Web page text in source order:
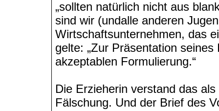
„sollten natürlich nicht aus
sind wir (undalle anderen
Wirtschaftsunternehmen, das
gelte: „Zur Präsentation
akzeptablen Formulierung.“
Die Erzieherin verstand das
Fälschung. Und der Brief des